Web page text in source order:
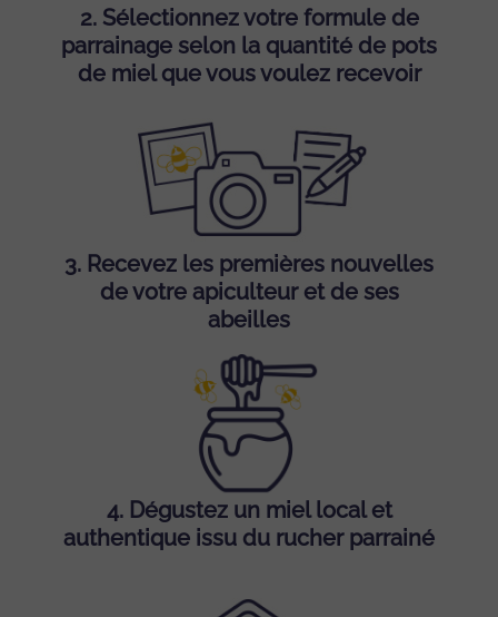
2.Sélectionnez votre formule de
parrainage selon la quantité de pots
de miel que vous voulez recevoir
3. Recevez les premières nouvelles
de votre apiculteur et de ses
abeilles
4.Dégustez un miel local et
authentique issu du rucher parrainé